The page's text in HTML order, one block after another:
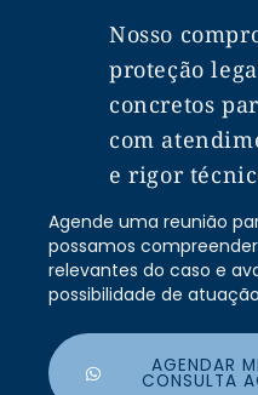
Nosso
proteção
concretos
com
e rigor
Agende uma reunião
possamos
relevantes do caso e
possibilidade de atuação
AGENDAR
CONSULTA